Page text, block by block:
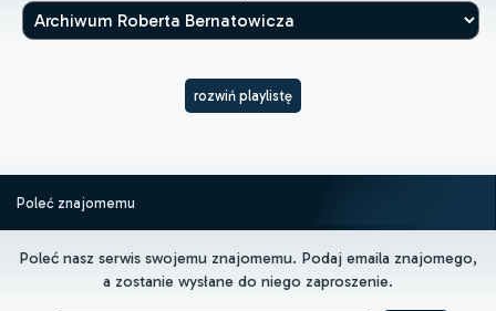
rozwiń playlistę
Poleć znajomemu
Poleć nasz serwis swojemu znajomemu. Podaj emaila znajomego,
a zostanie wysłane do niego zaproszenie.